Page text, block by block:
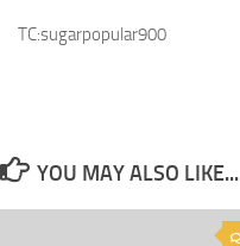
TC:sugarpopular900
YOU MAY ALSO LIKE...